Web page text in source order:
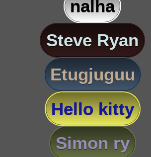
nalha
Steve Ryan
Etugjuguu
Hello kitty
Simon ry